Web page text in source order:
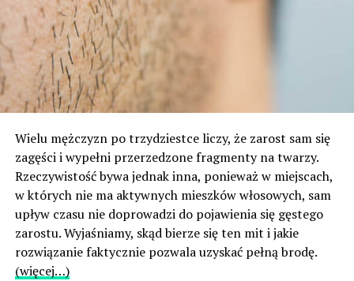
Wielu mężczyzn po trzydziestce liczy, że zarost sam się
zagęści i wypełni przerzedzone fragmenty na twarzy.
Rzeczywistość bywa jednak inna, ponieważ w miejscach,
w których nie ma aktywnych mieszków włosowych, sam
upływ czasu nie doprowadzi do pojawienia się gęstego
zarostu. Wyjaśniamy, skąd bierze się ten mit i jakie
rozwiązanie faktycznie pozwala uzyskać pełną brodę.
(więcej…)